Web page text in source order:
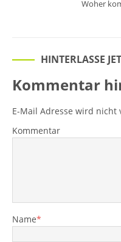
Woher
HINTERLASSE
Kommentar
E-Mail Adresse wird nicht
Kommentar
Name*